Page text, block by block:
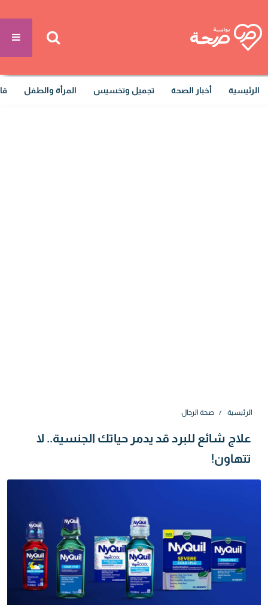
الرئيسية أخبار الصحة تجميل وتخسيس المرأة والطفل
الرئيسية صحة الرجال
علاج شائع للبرد قد يدمر حياتك الجنسية.. لا
تتهاون!